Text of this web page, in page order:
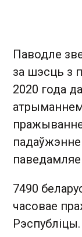
Паводле
за шэсць з
2020 года
паведамляе
7490
часовае
Рэспубліцы.